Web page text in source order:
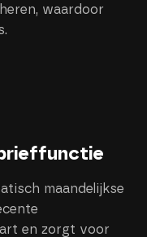
waardoor
maandelijkse
en zorgt voor